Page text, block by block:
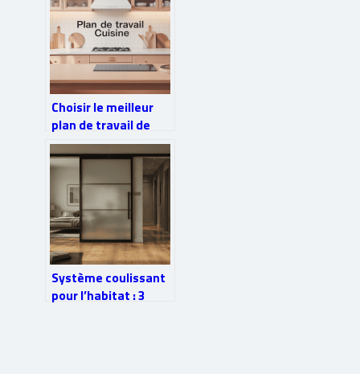
Choisir le meilleur
plan de travail de
cuisine pour votre
projet
Système coulissant
pour l’habitat : 3